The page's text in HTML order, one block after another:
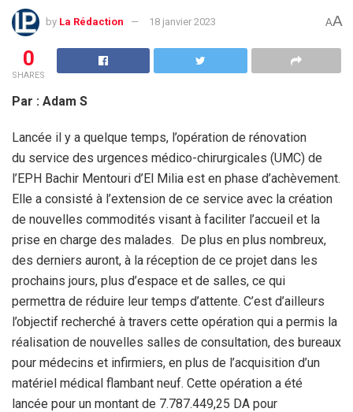
by La Rédaction 18 janvier 2023 AA
0
SHARES
Par : Adam S
Lancée il y a quelque temps, l’opération de rénovation
du service des urgences médico-chirurgicales (UMC) de
l’EPH Bachir Mentouri d’El Milia est en phase d’achèvement.
Elle a consisté à l’extension de ce service avec la création
de nouvelles commodités visant à faciliter l’accueil et la
prise en charge des malades. De plus en plus nombreux,
des derniers auront, à la réception de ce projet dans les
prochains jours, plus d’espace et de salles, ce qui
permettra de réduire leur temps d’attente. C’est d’ailleurs
l’objectif recherché à travers cette opération qui a permis la
réalisation de nouvelles salles de consultation, des bureaux
pour médecins et infirmiers, en plus de l’acquisition d’un
matériel médical flambant neuf. Cette opération a été
lancée pour un montant de 7.787.449,25 DA pour